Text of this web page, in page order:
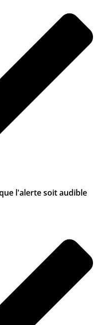
l'alerte soit audible